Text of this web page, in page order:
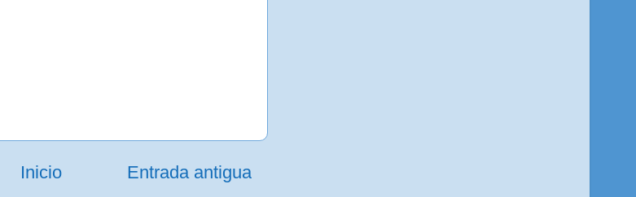
Entrada antigua
Inicio